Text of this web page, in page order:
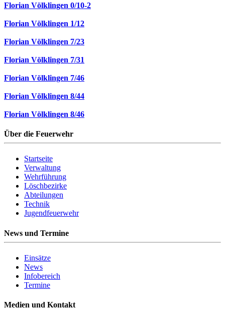
Florian Völklingen 0/10-2
Florian Völklingen 1/12
Florian Völklingen 7/23
Florian Völklingen 7/31
Florian Völklingen 7/46
Florian Völklingen 8/44
Florian Völklingen 8/46
Über die Feuerwehr
Startseite
Verwaltung
Wehrführung
Löschbezirke
Abteilungen
Technik
Jugendfeuerwehr
News und Termine
Einsätze
News
Infobereich
Termine
Medien und Kontakt